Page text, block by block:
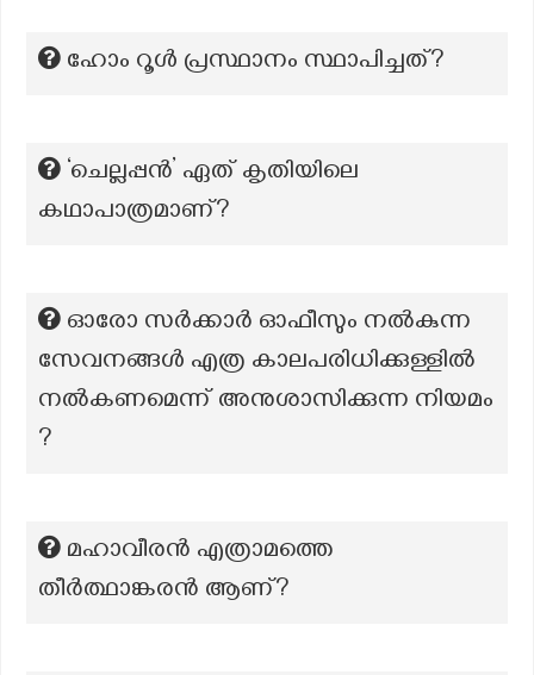
ഹോം റൂള്‍ പ്രസ്ഥാനം സ്ഥാപിച്ചത്?
‘ചെല്ലപ്പൻ’ ഏത് കൃതിയിലെ
കഥാപാത്രമാണ്?
ഓരോ സർക്കാർ ഓഫീസും നൽകുന്ന
സേവനങ്ങൾ എത്ര കാലപരിധിക്കുള്ളിൽ
നൽകണമെന്ന് അനുശാസിക്കുന്ന നിയമം
?
മഹാവീരന്‍ എത്രാമത്തെ
തീര്‍ത്ഥാങ്കരന്‍ ആണ്?